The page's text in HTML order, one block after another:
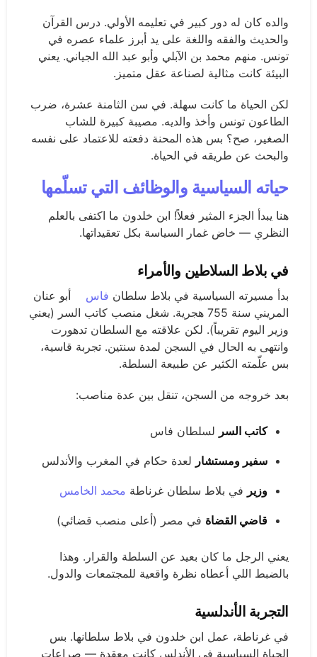
والده كان له دور كبير في تعليمه الأولي. درس القرآن
والحديث والفقه واللغة على يد أبرز علماء عصره في
تونس. منهم محمد بن الآبلي وأبو عبد الله الجياني. يعني
البيئة كانت مثالية لصناعة عقل متميز.
لكن الحياة ما كانت سهلة. في سن الثامنة عشرة، ضرب
الطاعون تونس وأخذ والديه. مصيبة كبيرة للشاب
الصغير، صح؟ بس هذه المحنة دفعته للاعتماد على نفسه
والبحث عن طريقه في الحياة.
حياته السياسية والوظائف التي تسلّمها
هنا يبدأ الجزء المثير فعلاً! ابن خلدون ما اكتفى بالعلم
النظري — خاض غمار السياسة بكل تعقيداتها.
في بلاط السلاطين والأمراء
بدأ مسيرته السياسية في بلاط سلطان فاس
أبو عنان
المريني سنة 755 هجرية. شغل منصب كاتب السر (يعني
وزير اليوم تقريباً). لكن علاقته مع السلطان تدهورت
وانتهى به الحال في السجن لمدة سنتين. تجربة قاسية،
بس علّمته الكثير عن طبيعة السلطة.
بعد خروجه من السجن، تنقل بين عدة مناصب:
كاتب السر لسلطان فاس
سفير ومستشار لعدة حكام في المغرب والأندلس
وزير في بلاط سلطان غرناطة محمد الخامس
قاضي القضاة في مصر (أعلى منصب قضائي)
يعني الرجل ما كان بعيد عن السلطة والقرار. وهذا
بالضبط اللي أعطاه نظرة واقعية للمجتمعات والدول.
التجربة الأندلسية
في غرناطة، عمل ابن خلدون في بلاط سلطانها. بس
الحياة السياسية في الأندلس كانت معقدة — صراعات